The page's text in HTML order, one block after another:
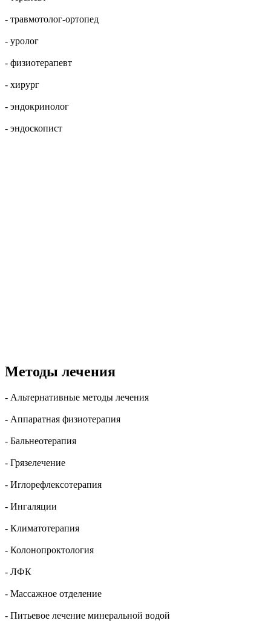
- травмотолог-ортопед
- уролог
- физиотерапевт
- хирург
- эндокринолог
- эндоскопист
Методы лечения
- Альтернативные методы лечения
- Аппаратная физиотерапия
- Бальнеотерапия
- Грязелечение
- Иглорефлексотерапия
- Ингаляции
- Климатотерапия
- Колонопроктология
- ЛФК
- Массажное отделение
- Питьевое лечение минеральной водой